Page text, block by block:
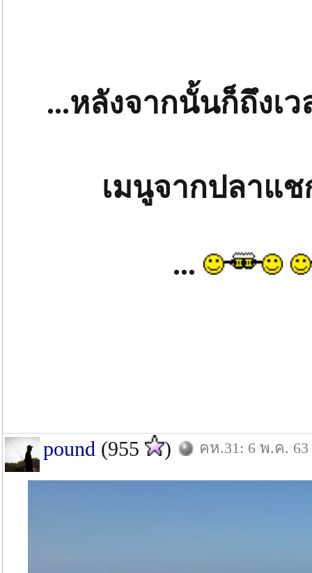
...หลังจากนั้นก็ถึงเ
เมนูจากปลาแ
...
pound (955 ) คห.31: 6 พ.ค. 63